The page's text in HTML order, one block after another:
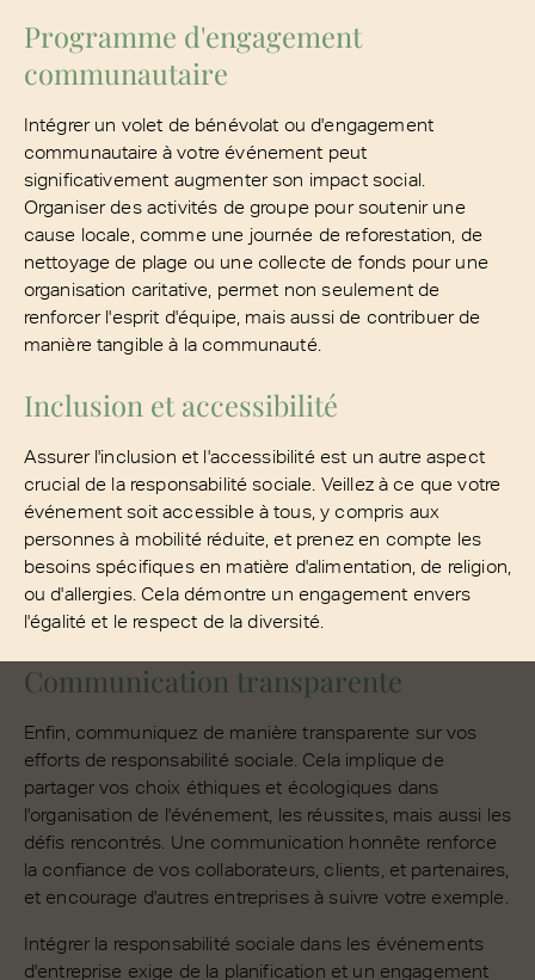
Programme d'engagement
communautaire
Intégrer un volet de bénévolat ou d'engagement
communautaire à votre événement peut
significativement augmenter son impact social.
Organiser des activités de groupe pour soutenir une
cause locale, comme une journée de reforestation, de
nettoyage de plage ou une collecte de fonds pour une
organisation caritative, permet non seulement de
renforcer l'esprit d'équipe, mais aussi de contribuer de
manière tangible à la communauté.
Inclusion et accessibilité
Assurer l'inclusion et l'accessibilité est un autre aspect
crucial de la responsabilité sociale. Veillez à ce que votre
événement soit accessible à tous, y compris aux
personnes à mobilité réduite, et prenez en compte les
besoins spécifiques en matière d'alimentation, de religion,
ou d'allergies. Cela démontre un engagement envers
l'égalité et le respect de la diversité.
Communication transparente
Enfin, communiquez de manière transparente sur vos
efforts de responsabilité sociale. Cela implique de
partager vos choix éthiques et écologiques dans
l'organisation de l'événement, les réussites, mais aussi les
défis rencontrés. Une communication honnête renforce
la confiance de vos collaborateurs, clients, et partenaires,
et encourage d'autres entreprises à suivre votre exemple.
Intégrer la responsabilité sociale dans les événements
d'entreprise exige de la planification et un engagement